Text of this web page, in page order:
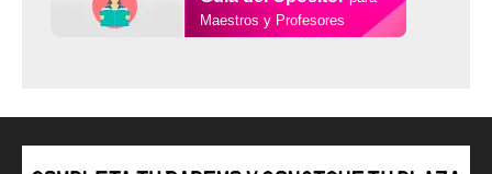
Maestros y Profesores